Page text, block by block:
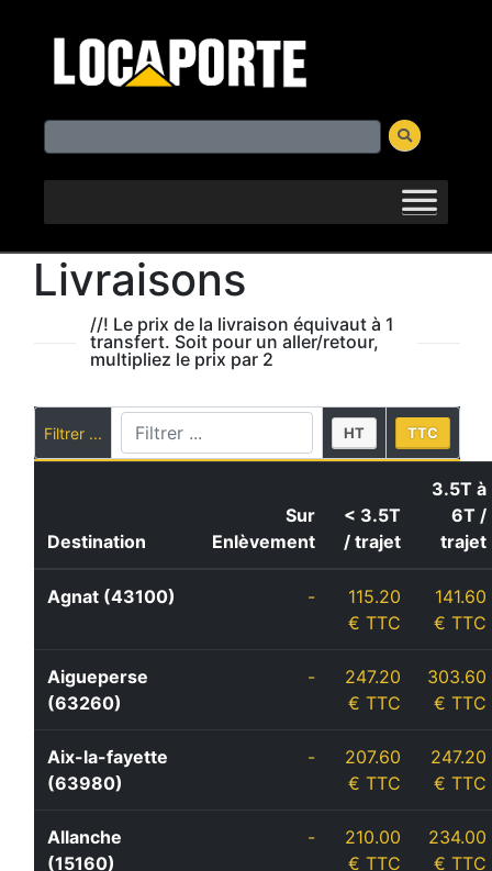
Livraisons
//! Le prix de la livraison équivaut à 1
transfert. Soit pour un aller/retour,
multipliez le prix par 2
Filtrer ... HT TTC
Destination
Sur
Enlèvement
< 3.5T
/ trajet
3.5T à
6T /
trajet
Agnat (43100) -
115.20
€ TTC
141.60
€ TTC
Aigueperse
(63260)
-
247.20
€ TTC
303.60
€ TTC
Aix-la-fayette
(63980)
-
207.60
€ TTC
247.20
€ TTC
Allanche
(15160)
-
210.00
€ TTC
234.00
€ TTC